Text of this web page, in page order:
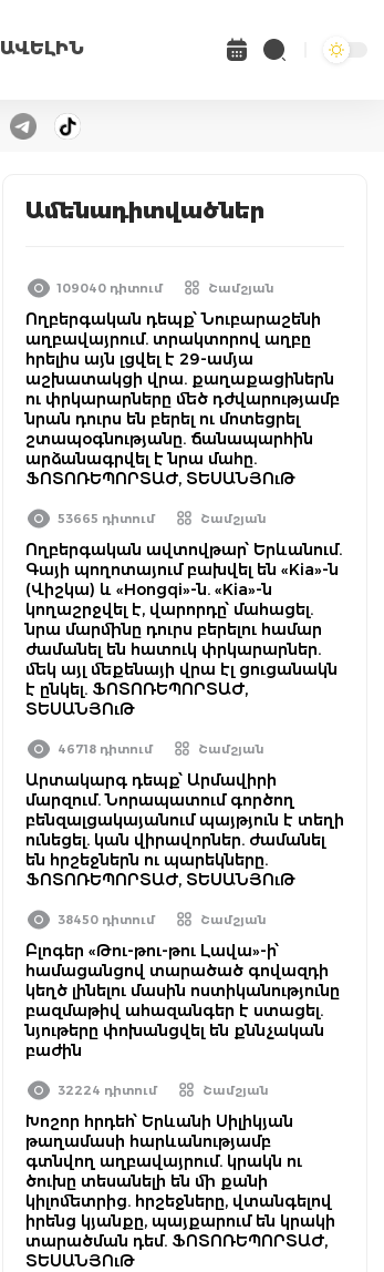
ԱՎԵԼԻՆ
Ամենադիտվածներ
109040 դիտում Շամշյան
Ողբերգական դեպք՝ Նուբարաշենի
աղբավայրում. տրակտորով աղբը
հրելիս այն լցվել է 29-ամյա
աշխատակցի վրա. քաղաքացիներն
ու փրկարարները մեծ դժվարությամբ
նրան դուրս են բերել ու մոտեցրել
շտապօգնությանը. ճանապարհին
արձանագրվել է նրա մահը.
ՖՈՏՈՌԵՊՈՐՏԱԺ, ՏԵՍԱՆՅՈւԹ
53665 դիտում Շամշյան
Ողբերգական ավտովթար՝ Երևանում.
Գայի պողոտայում բախվել են «Kia»-ն
(Վիշկա) և «Hongqi»-ն. «Kia»-ն
կողաշրջվել է, վարորդը՝ մահացել.
նրա մարմինը դուրս բերելու համար
ժամանել են հատուկ փրկարարներ.
մեկ այլ մեքենայի վրա էլ ցուցանակն
է ընկել. ՖՈՏՈՌԵՊՈՐՏԱԺ,
ՏԵՍԱՆՅՈւԹ
46718 դիտում Շամշյան
Արտակարգ դեպք՝ Արմավիրի
մարզում. Նորապատում գործող
բենզալցակայանում պայթյուն է տեղի
ունեցել. կան վիրավորներ. ժամանել
են հրշեջներն ու պարեկները.
ՖՈՏՈՌԵՊՈՐՏԱԺ, ՏԵՍԱՆՅՈւԹ
38450 դիտում Շամշյան
Բլոգեր «Թու-թու-թու Լավա»-ի՝
համացանցով տարածած գովազդի
կեղծ լինելու մասին ոստիկանությունը
բազմաթիվ ահազանգեր է ստացել.
նյութերը փոխանցվել են քննչական
բաժին
32224 դիտում Շամշյան
Խոշոր հրդեհ՝ Երևանի Սիլիկյան
թաղամասի հարևանությամբ
գտնվող աղբավայրում. կրակն ու
ծուխը տեսանելի են մի քանի
կիլոմետրից. հրշեջները, վտանգելով
իրենց կյանքը, պայքարում են կրակի
տարածման դեմ. ՖՈՏՈՌԵՊՈՐՏԱԺ,
ՏԵՍԱՆՅՈւԹ